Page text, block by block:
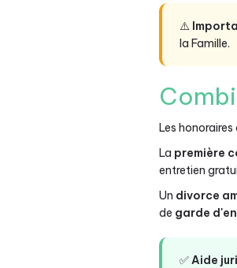
⚠️
la Famille.
Les
La première
entretien
Un divorce
de garde
✅Aide